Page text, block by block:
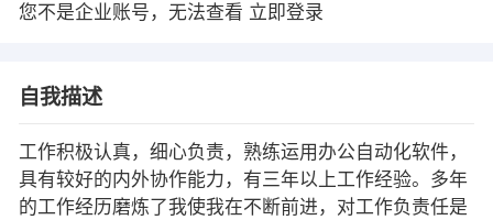
您不是企业账号，无法查看 立即登录
自我描述
工作积极认真，细心负责，熟练运用办公自动化软件，
具有较好的内外协作能力，有三年以上工作经验。多年
的工作经历磨炼了我使我在不断前进，对工作负责任是